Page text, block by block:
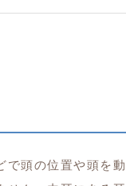
頭の位置や頭を